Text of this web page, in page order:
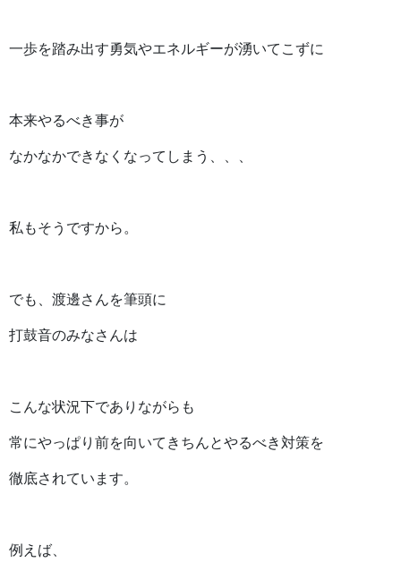
一歩を踏み出す勇気やエネルギーが湧いてこずに
本来やるべき事が
なかなかできなくなってしまう、、、
私もそうですから。
でも、渡邊さんを筆頭に
打鼓音のみなさんは
こんな状況下でありながらも
常にやっぱり前を向いてきちんとやるべき対策を
徹底されています。
例えば、